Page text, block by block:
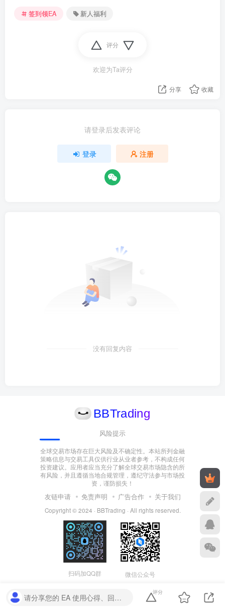
签到领EA 新人福利
评分
欢迎为Ta评分
分享 收藏
请登录后发表评论
登录 注册
没有回复内容
风险提示
全球交易市场存在巨大风险及不确定性。本站所列金融
策略信息与交易工具仅供行业从业者参考，不构成任何
投资建议。应用者应当充分了解全球交易市场隐含的所
有风险，并且遵循当地合规管理，遵纪守法参与市场投
资，谨防损失！
友链申请 免责声明 广告合作 关于我们
Copyright © 2024 · BBTrading · All rights reserved
扫码加QQ群 微信公众号
请分享您的 EA 使用心得、回测参数或实盘表现，您的评价将为其他交易者提供宝贵参考。
评分